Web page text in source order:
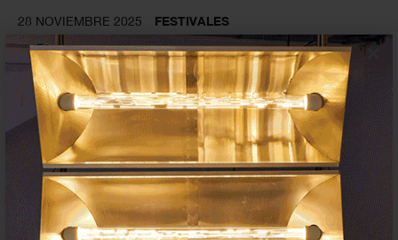
×
28 NOVIEMBRE 2025 FESTIVALES
Suscríbete a la newsletter